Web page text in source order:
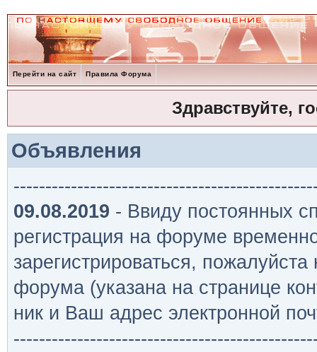
Перейти на сайт Правила Форума
Здравствуйте,
Объявления
09.08.2019 - Ввиду постоянных
регистрация на форуме
зарегистрироваться,
форума (указана на странице
ник и Ваш адрес электронной